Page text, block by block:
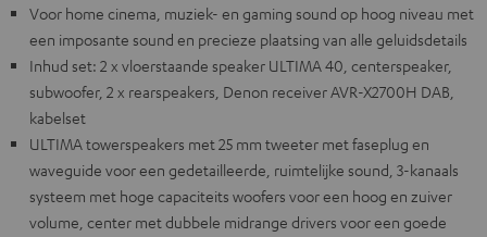
Voor home cinema, muziek- en gaming sound op hoog niveau met
een imposante sound en precieze plaatsing van alle geluidsdetails
Inhud set: 2 x vloerstaande speaker ULTIMA 40, centerspeaker,
subwoofer, 2 x rearspeakers, Denon receiver AVR-X2700H DAB,
kabelset
ULTIMA towerspeakers met 25 mm tweeter met faseplug en
waveguide voor een gedetailleerde, ruimtelijke sound, 3-kanaals
systeem met hoge capaciteits woofers voor een hoog en zuiver
volume, center met dubbele midrange drivers voor een goede